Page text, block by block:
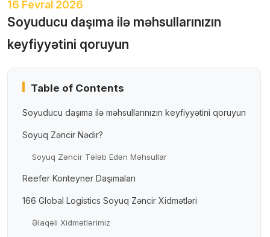
16 Fevral 2026
Soyuducu daşıma ilə məhsullarınızın
keyfiyyətini qoruyun
Table of Contents
Soyuducu daşıma ilə məhsullarınızın keyfiyyətini qoruyun
Soyuq Zəncir Nədir?
Soyuq Zəncir Tələb Edən Məhsullar
Reefer Konteyner Daşımaları
166 Global Logistics Soyuq Zəncir Xidmətləri
Əlaqəli Xidmətlərimiz